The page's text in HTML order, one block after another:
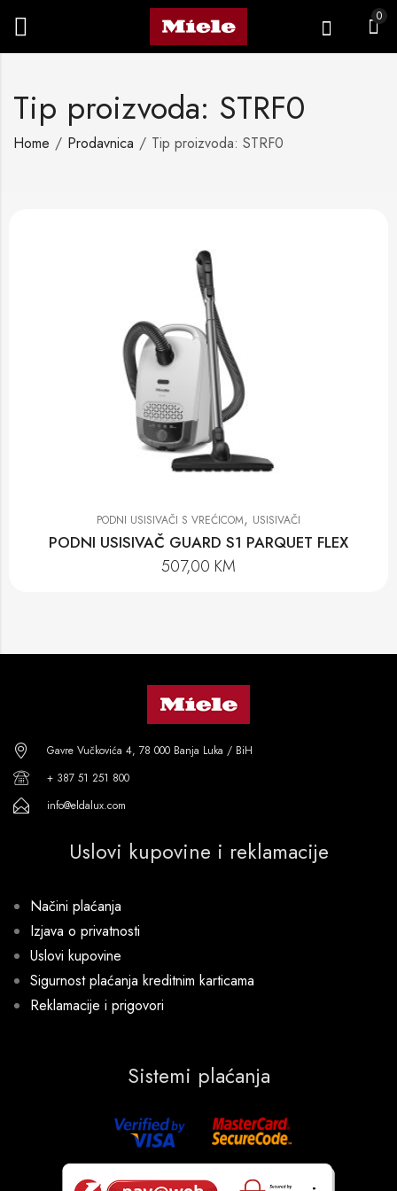
0
Tip proizvoda: STRF0
Home Prodavnica Tip proizvoda: STRF0
PODNI USISIVAČI S VREĆICOM, USISIVAČI
PODNI USISIVAČ GUARD S1 PARQUET FLEX
507,00 KM
Gavre Vučkovića 4, 78 000 Banja Luka / BiH
+ 387 51 251 800
info@eldalux.com
Uslovi kupovine i reklamacije
Načini plaćanja
Izjava o privatnosti
Uslovi kupovine
Sigurnost plaćanja kreditnim karticama
Reklamacije i prigovori
Sistemi plaćanja